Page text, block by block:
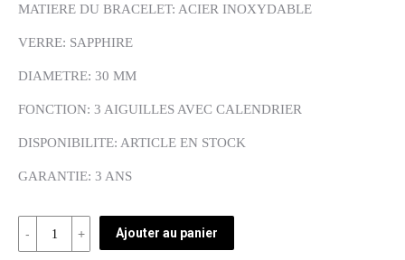
MATIERE DU BRACELET: ACIER INOXYDABLE
VERRE: SAPPHIRE
DIAMETRE: 30 MM
FONCTION: 3 AIGUILLES AVEC CALENDRIER
DISPONIBILITE: ARTICLE EN STOCK
GARANTIE: 3 ANS
Quantité
REF:
Ajouter au panier